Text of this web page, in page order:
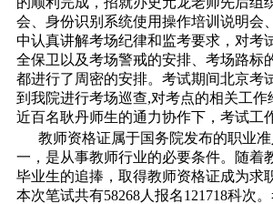
会、身份识别系统使用操作培训说明会
中认真讲解考场纪律和监考要求，对考
全保卫以及考场警戒的安排、考场路标
都进行了周密的安排。考试期间北京考
到我院进行考场巡查,对考点的相关工作
近百名耿丹师生的通力协作下，考试工
教师资格证属于国务院发布的职业准
一，是从事教师行业的必要条件。随着
毕业生的追捧，取得教师资格证成为求
本次笔试共有58268人报名121718科次